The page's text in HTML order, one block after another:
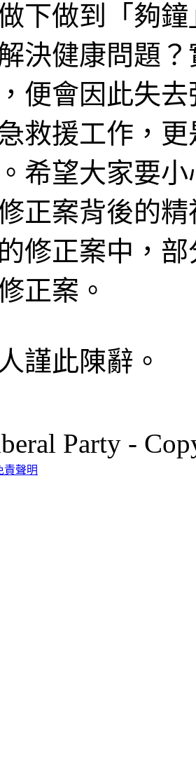
下做到「夠
決健康問題
便會因此失
救援工作，
希望大家要
正案背後的
修正案中，
正案。
謹此陳辭。
Party -
責聲明